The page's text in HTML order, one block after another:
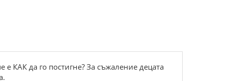
КАК да го постигне? За съжаление децата